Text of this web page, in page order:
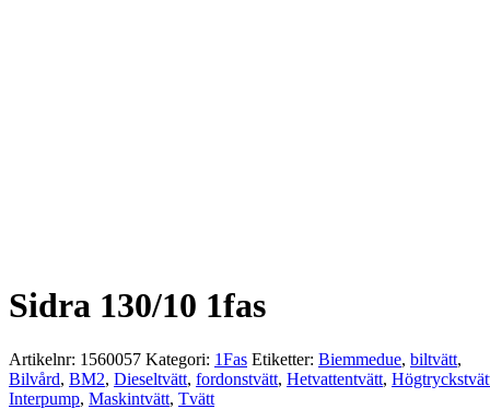
Sidra 130/10 1fas
Artikelnr: 1560057 Kategori: 1Fas Etiketter: Biemmedue, biltvätt,
Bilvård, BM2, Dieseltvätt, fordonstvätt, Hetvattentvätt,
Interpump, Maskintvätt, Tvätt